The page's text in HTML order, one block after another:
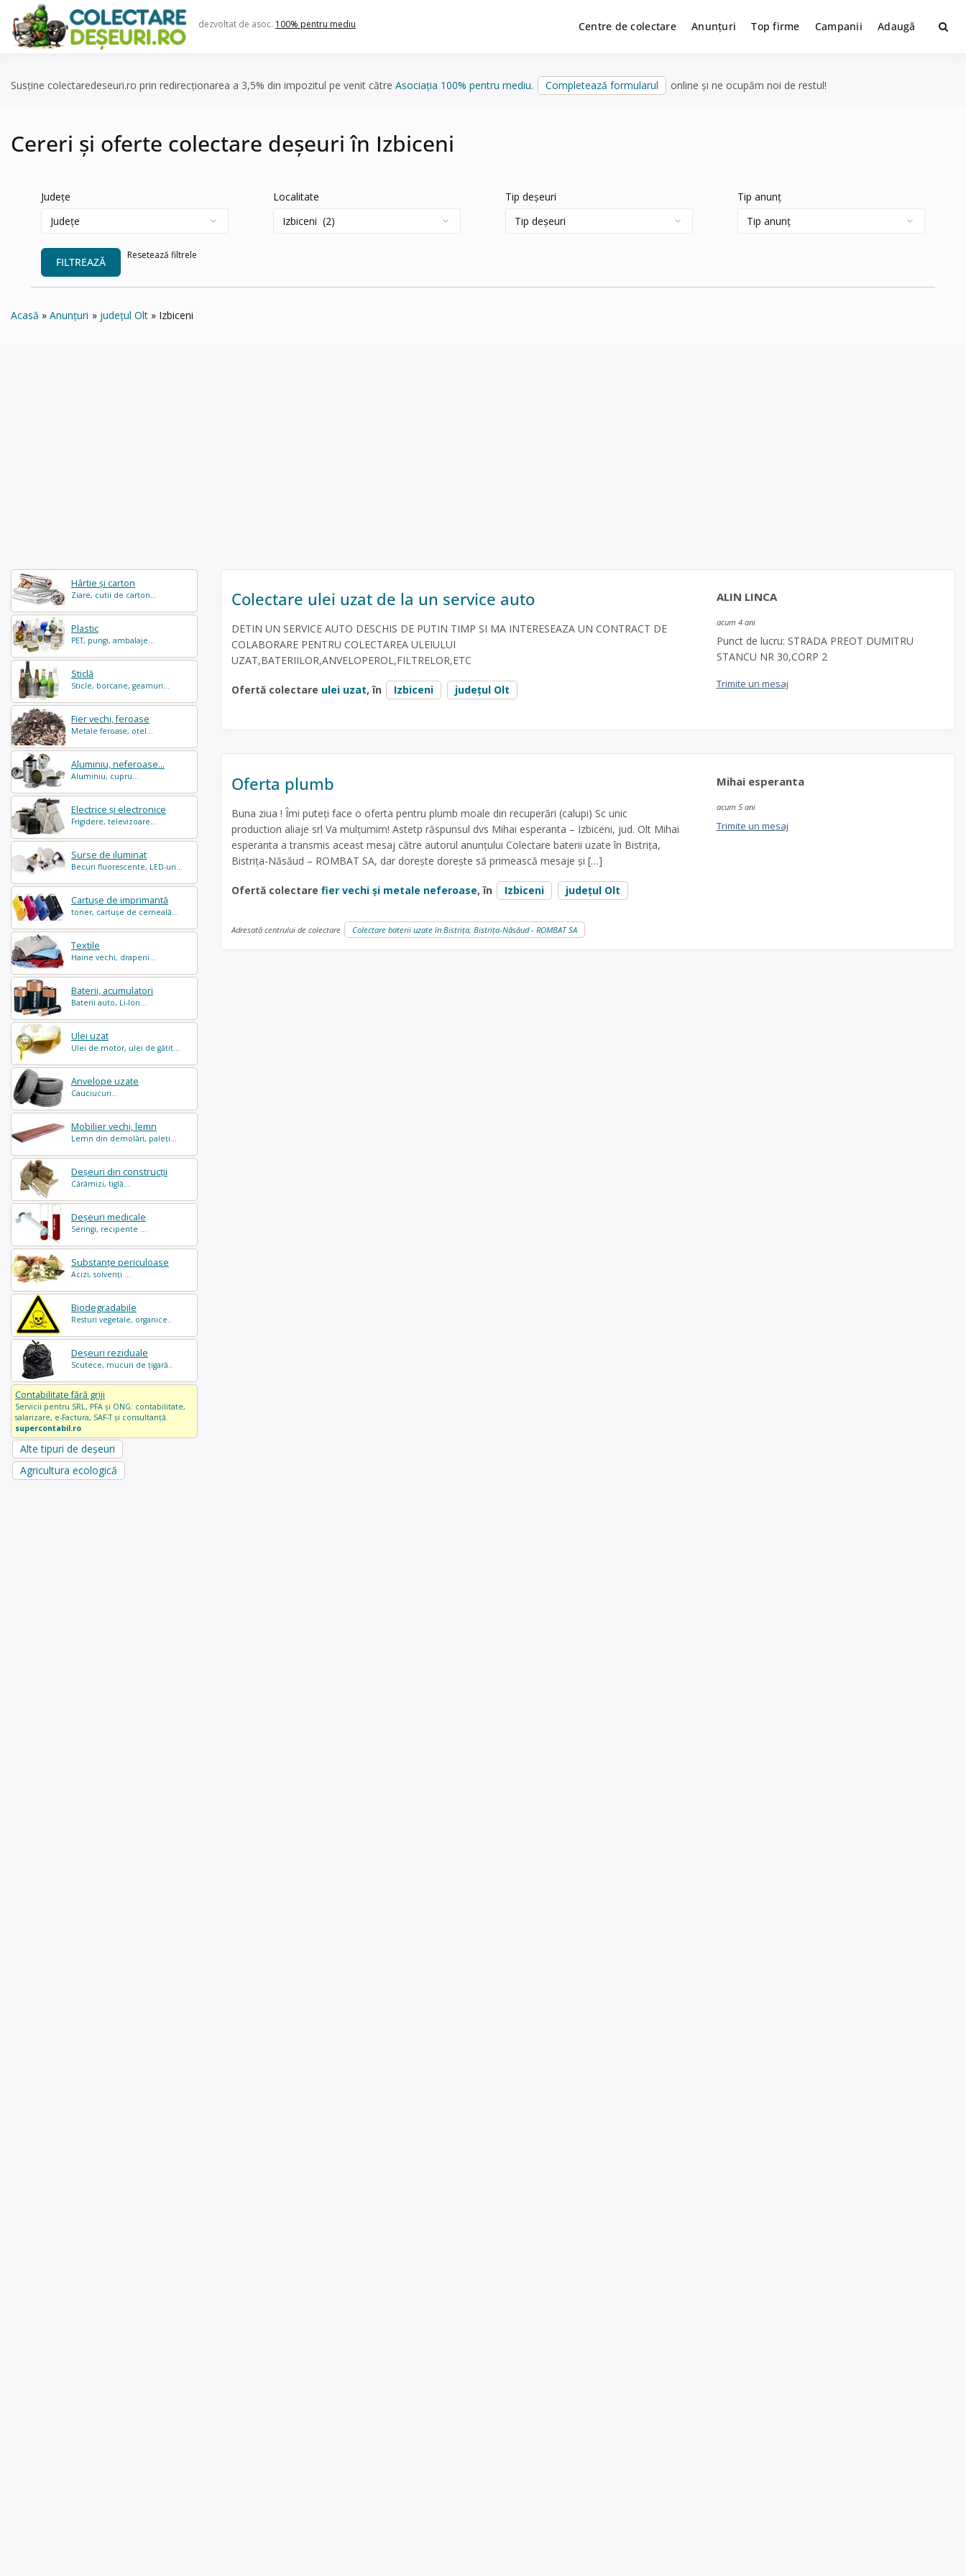
content
dezvoltat de asoc. 100% pentru mediu Centre de colectare Anunțuri Top firme Campanii Adaugă
Susține colectaredeseuri.ro prin redirecționarea a 3,5% din impozitul pe venit către Asociația 100% pentru mediu. Completează formularul online și ne ocupăm noi de restul!
Cereri și oferte colectare deșeuri în Izbiceni
Județe Localitate Tip deșeuri Tip anunț
FILTREAZĂ
Resetează filtrele
Acasă Anunțuri județul Olt Izbiceni
Hârtie și carton
Ziare, cutii de carton...
Plastic
PET, pungi, ambalaje...
Sticlă
Sticle, borcane, geamuri...
Fier vechi, feroase
Metale feroase, otel...
Aluminiu, neferoase...
Aluminiu, cupru...
Electrice și electronice
Frigidere, televizoare...
Surse de iluminat
Becuri fluorescente, LED-uri...
Cartușe de imprimantă
toner, cartușe de cerneală...
Textile
Haine vechi, draperii...
Baterii, acumulatori
Baterii auto, Li-Ion...
Ulei uzat
Ulei de motor, ulei de gătit...
Anvelope uzate
Cauciucuri...
Mobilier vechi, lemn
Lemn din demolări, paleți...
Deșeuri din construcții
Cărămizi, tiglă...
Deșeuri medicale
Seringi, recipente ...
Substanțe periculoase
Acizi, solvenți ...
Biodegradabile
Resturi vegetale, organice..
Deșeuri reziduale
Scutece, mucuri de țigară..
Contabilitate fără griji
Servicii pentru SRL, PFA și ONG: contabilitate,
salarizare, e-Factura, SAF-T și consultanță.
supercontabil.ro
Alte tipuri de deșeuri
Agricultura ecologică
Colectare ulei uzat de la un service auto
DETIN UN SERVICE AUTO DESCHIS DE PUTIN TIMP SI MA INTERESEAZA UN CONTRACT DE
COLABORARE PENTRU COLECTAREA ULEIULUI
UZAT,BATERIILOR,ANVELOPEROL,FILTRELOR,ETC
Ofertă colectare ulei uzat, în Izbiceni județul Olt
ALIN LINCA
acum 4 ani
Punct de lucru: STRADA PREOT DUMITRU
STANCU NR 30,CORP 2
Trimite un mesaj
Oferta plumb
Buna ziua ! Îmi puteți face o oferta pentru plumb moale din recuperări (calupi) Sc unic
production aliaje srl Va mulțumim! Astetp răspunsul dvs Mihai esperanta – Izbiceni, jud. Olt Mihai
esperanta a transmis aceast mesaj către autorul anunțului Colectare baterii uzate în Bistrița,
Bistrița-Năsăud – ROMBAT SA, dar dorește dorește să primească mesaje și […]
Ofertă colectare fier vechi și metale neferoase, în Izbiceni județul Olt
Mihai esperanta
acum 5 ani
Trimite un mesaj
Adresată centrului de colectare Colectare baterii uzate în Bistrița, Bistrița-Năsăud - ROMBAT SA